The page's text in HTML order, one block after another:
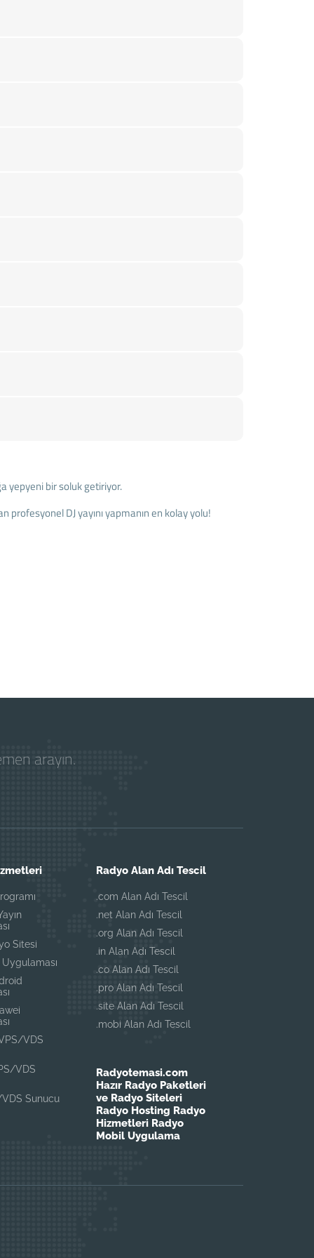
yepyeni bir soluk getiriyor.
DJ yayını yapmanın en kolay yolu!
arayın.
Sitesi
VDS
VDS
Sunucu
Radyo Alan Adı Tescil
.com Alan Adı Tescil
.net Alan Adı Tescil
.org Alan Adı Tescil
.in Alan Adı Tescil
.co Alan Adı Tescil
.pro Alan Adı Tescil
.site Alan Adı Tescil
.mobi Alan Adı Tescil
Radyotemasi.com
Hazır Radyo Paketleri
ve Radyo Siteleri
Radyo Hosting Radyo
Hizmetleri Radyo
Mobil Uygulama